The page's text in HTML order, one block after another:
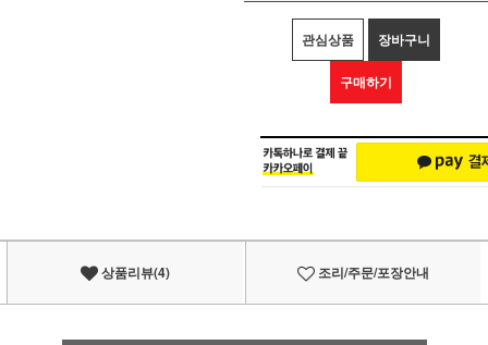
관심상품 장바구니
구매하기
상품리뷰(4) 조리/주문/포장안내